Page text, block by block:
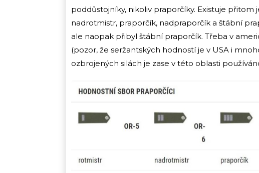
poddůstojníky, nikoliv praporčíky. Existuje
nadrotmistr, praporčík, nadpraporčík a štábní
ale naopak přibyl štábní praporčík. Třeba v
(pozor, že seržantských hodností je v USA i
ozbrojených silách je zase v této oblasti